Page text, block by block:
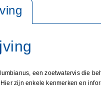
een zoetwatervis die
zijn enkele kenmerken en